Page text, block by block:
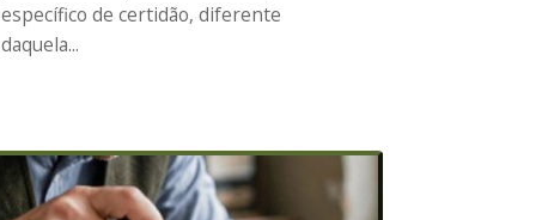
específico de certidão, diferente
daquela...